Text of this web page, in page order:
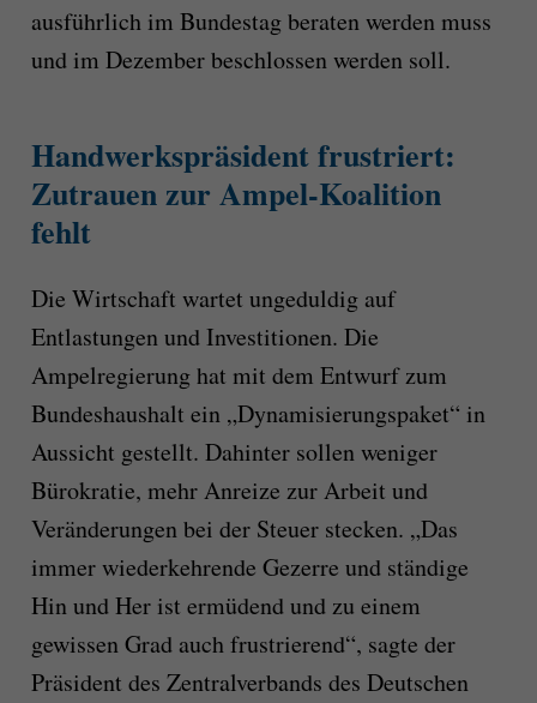
ausführlich im Bundestag beraten werden muss
und im Dezember beschlossen werden soll.
Handwerkspräsident frustriert:
Zutrauen zur Ampel-Koalition
fehlt
Die Wirtschaft wartet ungeduldig auf
Entlastungen und Investitionen. Die
Ampelregierung hat mit dem Entwurf zum
Bundeshaushalt ein „Dynamisierungspaket“ in
Aussicht gestellt. Dahinter sollen weniger
Bürokratie, mehr Anreize zur Arbeit und
Veränderungen bei der Steuer stecken. „Das
immer wiederkehrende Gezerre und ständige
Hin und Her ist ermüdend und zu einem
gewissen Grad auch frustrierend“, sagte der
Präsident des Zentralverbands des Deutschen